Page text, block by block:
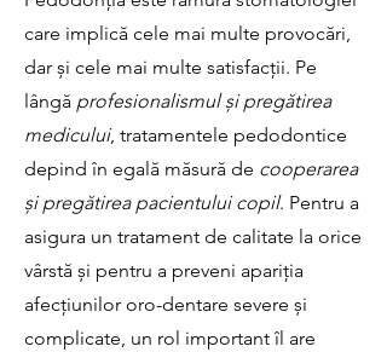
care implică cele mai multe provocări,
dar și cele mai multe satisfacții. Pe
lângă profesionalismul și pregătirea
medicului, tratamentele pedodontice
depind în egală măsură de cooperarea
și pregătirea pacientului copil. Pentru a
asigura un tratament de calitate la orice
vârstă și pentru a preveni apariția
afecțiunilor oro-dentare severe și
complicate, un rol important îl are